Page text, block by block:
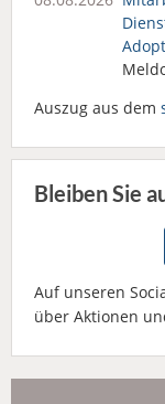
Auszug aus dem
Bleiben Sie
Auf unseren
über Aktionen